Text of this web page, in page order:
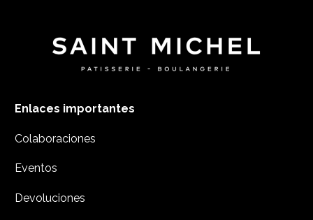
Enlaces importantes
Colaboraciones
Eventos
Devoluciones